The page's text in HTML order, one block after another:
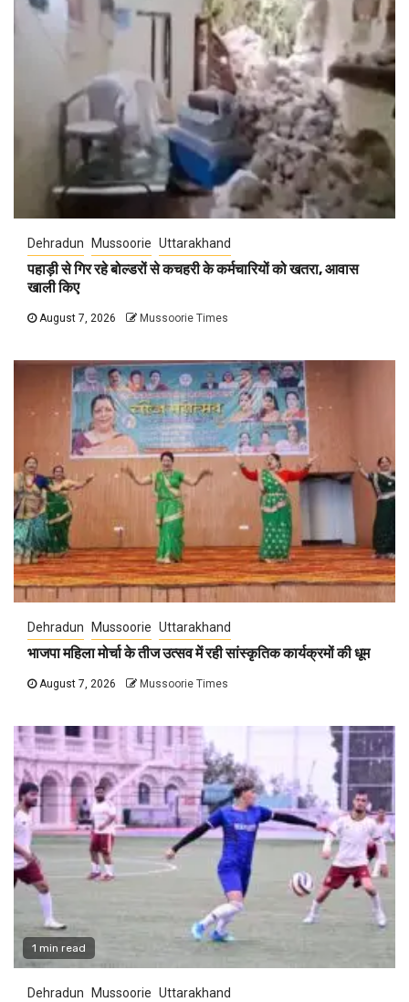
Dehradun Mussoorie Uttarakhand
पहाड़ी से गिर रहे बोल्डरों से कचहरी के कर्मचारियों को खतरा, आवास
खाली किए
August 7, 2026 Mussoorie Times
Dehradun Mussoorie Uttarakhand
भाजपा महिला मोर्चा के तीज उत्सव में रही सांस्कृतिक कार्यक्रमों की धूम
August 7, 2026 Mussoorie Times
1 min read
Dehradun Mussoorie Uttarakhand